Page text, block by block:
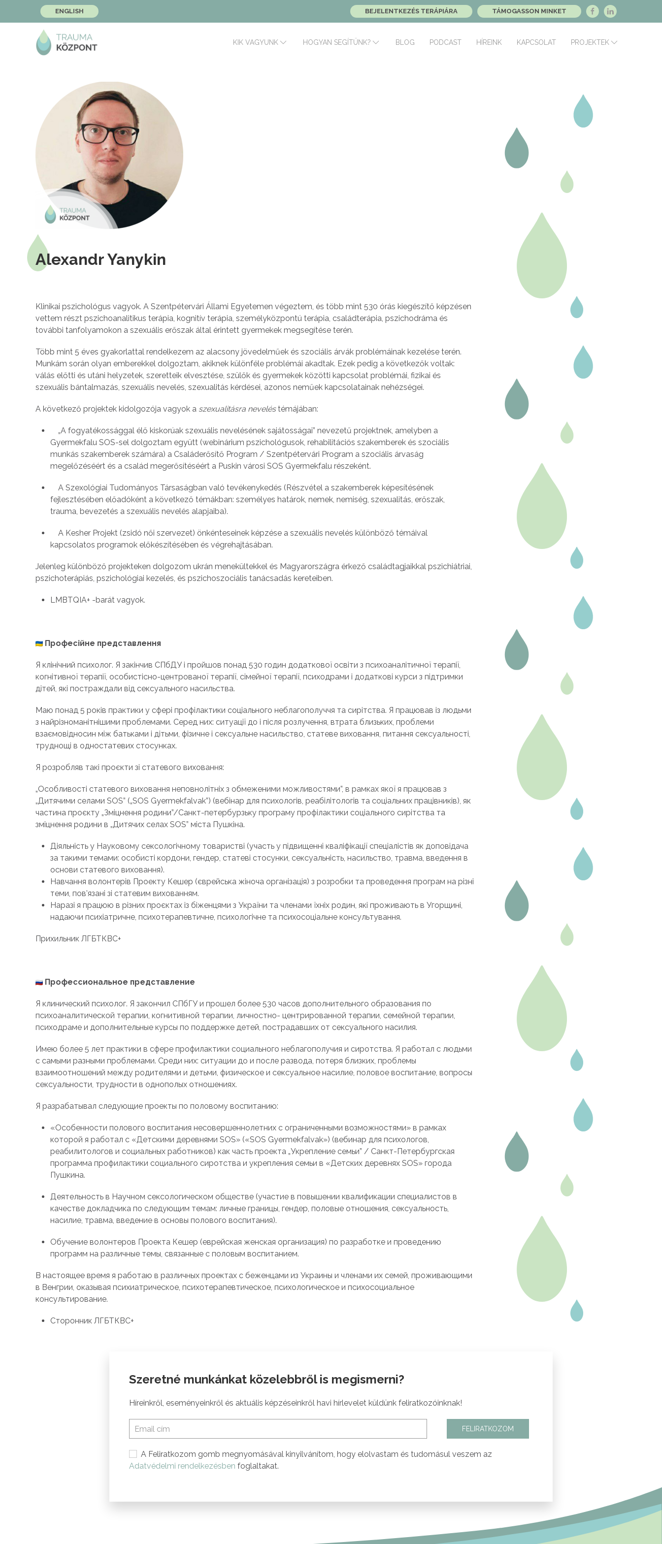
ENGLISH BEJELENTKEZÉS TERÁPIÁRA TÁMOGASSON MINKET
KIK VAGYUNK HOGYAN SEGÍTÜNK? BLOG PODCAST HÍREINK KAPCSOLAT PROJEKTEK
Alexandr Yanykin
Klinikai pszichológus vagyok. A Szentpétervári Állami Egyetemen végeztem, és több mint 530 órás kiegészítő képzésen
vettem részt pszichoanalitikus terápia, kognitív terápia, személyközpontú terápia, családterápia, pszichodráma és
további tanfolyamokon a szexuális erőszak által érintett gyermekek megsegítése terén.
Több mint 5 éves gyakorlattal rendelkezem az alacsony jövedelműek és szociális árvák problémáinak kezelése terén.
Munkám során olyan emberekkel dolgoztam, akiknek különféle problémái akadtak. Ezek pedig a következők voltak:
válás előtti és utáni helyzetek, szeretteik elvesztése, szülők és gyermekek közötti kapcsolat problémái, fizikai és
szexuális bántalmazás, szexuális nevelés, szexualitás kérdései, azonos neműek kapcsolatainak nehézségei.
A következő projektek kidolgozója vagyok a szexualitásra neveléstémájában:
„A fogyatékossággal élő kiskorúak szexuális nevelésének sajátosságai” nevezetű projektnek, amelyben a
Gyermekfalu SOS-sel dolgoztam együtt (webinárium pszichológusok, rehabilitációs szakemberek és szociális
munkás szakemberek számára) a Családerősítő Program / Szentpétervári Program a szociális árvaság
megelőzéséért és a család megerősítéséért a Puskin városi SOS Gyermekfalu részeként.
A Szexológiai Tudományos Társaságban való tevékenykedés (Részvétel a szakemberek képesítésének
fejlesztésében előadóként a következő témákban: személyes határok, nemek, nemiség, szexualitás, erőszak,
trauma, bevezetés a szexuális nevelés alapjaiba).
A Kesher Projekt (zsidó női szervezet) önkénteseinek képzése a szexuális nevelés különböző témáival
kapcsolatos programok előkészítésében és végrehajtásában.
Jelenleg különböző projekteken dolgozom ukrán menekültekkel és Magyarországra érkező családtagjaikkal pszichiátriai,
pszichoterápiás, pszichológiai kezelés, és pszichoszociális tanácsadás kereteiben.
LMBTQIA+ -barát vagyok.
Професійне представлення
Я клінічний психолог. Я закінчив СПбДУ і пройшов понад 530 годин додаткової освіти з психоаналітичної терапії,
когнітивної терапії, особистісно-центрованої терапії, сімейної терапії, психодрами і додаткові курси з підтримки
дітей, які постраждали від сексуального насильства.
Маю понад 5 років практики у сфері профілактики соціального неблагополуччя та сирітства. Я працював із людьми
з найрізноманітнішими проблемами. Серед них: ситуації до і після розлучення, втрата близьких, проблеми
взаємовідносин між батьками і дітьми, фізичне і сексуальне насильство, статеве виховання, питання сексуальності,
труднощі в одностатевих стосунках.
Я розробляв такі проєкти зі статевого виховання:
„Особливості статевого виховання неповнолітніх з обмеженими можливостями”, в рамках якої я працював з
„Дитячими селами SOS” („SOS Gyermekfalvak”) (вебінар для психологів, реабілітологів та соціальних працівників), як
частина проєкту „Зміцнення родини”/Санкт-петербурзьку програму профілактики соціального сирітства та
зміцнення родини в „Дитячих селах SOS” міста Пушкіна.
Діяльність у Науковому сексологічному товаристві (участь у підвищенні кваліфікації спеціалістів як доповідача
за такими темами: особисті кордони, гендер, статеві стосунки, сексуальність, насильство, травма, введення в
основи статевого виховання).
Навчання волонтерів Проекту Кешер (єврейська жіноча організація) з розробки та проведення програм на різні
теми, пов’язані зі статевим вихованням.
Наразі я працюю в різних проєктах із біженцями з України та членами їхніх родин, які проживають в Угорщині,
надаючи психіатричне, психотерапевтичне, психологічне та психосоціальне консультування.
Прихильник ЛГБТКВС+
Профессиональное представление
Я клинический психолог. Я закончил СПбГУ и прошел более 530 часов дополнительного образования по
психоаналитической терапии, когнитивной терапии, личностно- центрированной терапии, семейной терапии,
психодраме и дополнительные курсы по поддержке детей, пострадавших от сексуального насилия.
Имею более 5 лет практики в сфере профилактики социального неблагополучия и сиротства. Я работал с людьми
с самыми разными проблемами. Среди них: ситуации до и после развода, потеря близких, проблемы
взаимоотношений между родителями и детьми, физическое и сексуальное насилие, половое воспитание, вопросы
сексуальности, трудности в однополых отношениях.
Я разрабатывал следующие проекты по половому воспитанию:
«Особенности полового воспитания несовершеннолетних с ограниченными возможностями» в рамках
которой я работал с «Детскими деревнями SOS» («SOS Gyermekfalvak») (вебинар для психологов,
реабилитологов и социальных работников) как часть проекта „Укрепление семьи” / Санкт-Петербургская
программа профилактики социального сиротства и укрепления семьи в «Детских деревнях SOS» города
Пушкина.
Деятельность в Научном сексологическом обществе (участие в повышении квалификации специалистов в
качестве докладчика по следующим темам: личные границы, гендер, половые отношения, сексуальность,
насилие, травма, введение в основы полового воспитания).
Обучение волонтеров Проекта Кешер (еврейская женская организация) по разработке и проведению
программ на различные темы, связанные с половым воспитанием.
В настоящее время я работаю в различных проектах с беженцами из Украины и членами их семей, проживающими
в Венгрии, оказывая психиатрическое, психотерапевтическое, психологическое и психосоциальное
консультирование.
Cторонник ЛГБТКВС+
Szeretné munkánkat közelebbről is megismerni?
Híreinkről, eseményeinkről és aktuális képzéseinkről havi hírlevelet küldünk feliratkozóinknak!
FELIRATKOZOM
A Feliratkozom gomb megnyomásával kinyilvánítom, hogy elolvastam és tudomásul veszem az
Adatvédelmi rendelkezésben foglaltakat.